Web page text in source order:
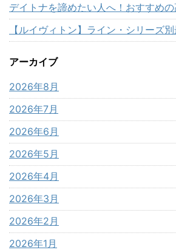
デイトナを諦めたい人へ！おすすめ
【ルイヴィトン】ライン・シリーズ
アーカイブ
2026年8月
2026年7月
2026年6月
2026年5月
2026年4月
2026年3月
2026年2月
2026年1月